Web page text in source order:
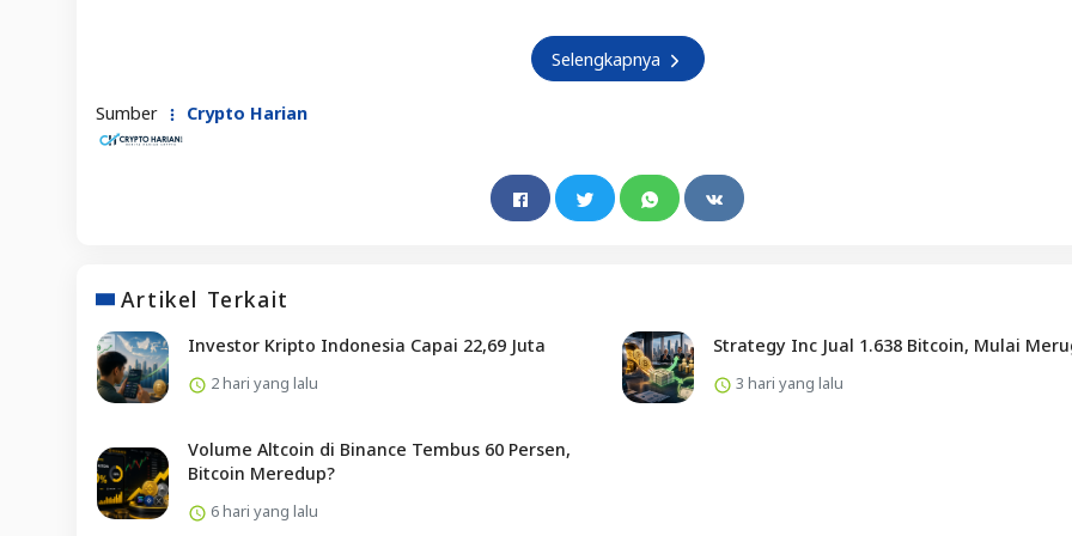
Selengkapnya
Sumber Crypto Harian
Artikel Terkait
Investor Kripto Indonesia Capai 22,69 Juta
2 hari yang lalu
Strategy Inc Jual 1.638 Bitcoin, Mulai
3 hari yang lalu
Volume Altcoin di Binance Tembus 60 Persen,
Bitcoin Meredup?
6 hari yang lalu